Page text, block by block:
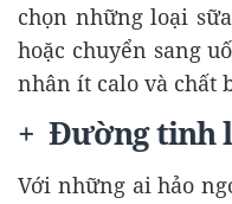
chọn những loại
hoặc chuyển sang
nhân ít calo và chất
+ Đường tinh
Với những ai hảo